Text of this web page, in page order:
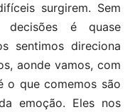
surgirem. Sem
decisões é quase
sentimos direciona
aonde vamos, com
o que comemos são
emoção. Eles nos